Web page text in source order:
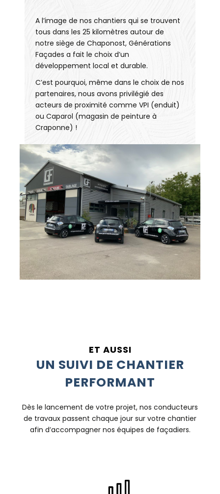
A l’image de nos chantiers qui se trouvent
tous dans les 25 kilomètres autour de
notre siège de Chaponost, Générations
Façades a fait le choix d’un
développement local et durable.
C’est pourquoi, même dans le choix de nos
partenaires, nous avons privilégié des
acteurs de proximité comme VPI (enduit)
ou Caparol (magasin de peinture à
Craponne) !
ET AUSSI
UN SUIVI DE CHANTIER
PERFORMANT
Dès le lancement de votre projet, nos conducteurs
de travaux passent chaque jour sur votre chantier
afin d’accompagner nos équipes de façadiers.